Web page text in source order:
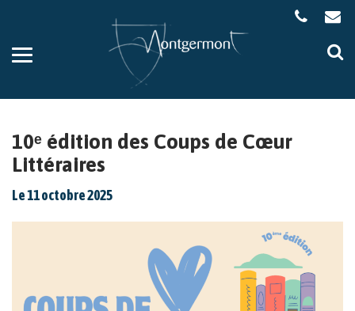
Aller
la
10ᵉ édition des Coups de Cœur
Littéraires
Le11octobre2025